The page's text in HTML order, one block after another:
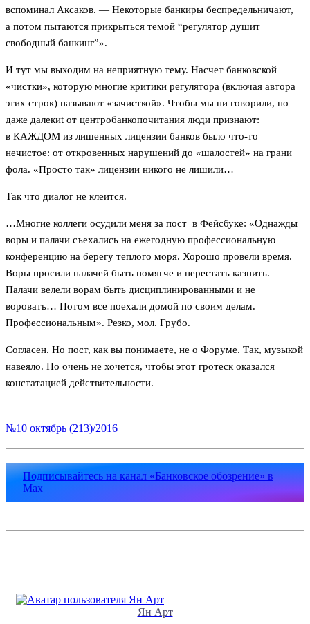
вспоминал Аксаков. — Некоторые банкиры беспредельничают,
а потом пытаются прикрыться темой “регулятор душит
свободный банкинг”».
И тут мы выходим на неприятную тему. Насчет банковской
«чистки», которую многие критики регулятора (включая автора
этих строк) называют «зачисткой». Чтобы мы ни говорили, но
даже далекиt от центробанкопочитания люди признают:
в КАЖДОМ из лишенных лицензии банков было что-то
нечистое: от откровенных нарушений до «шалостей» на грани
фола. «Просто так» лицензии никого не лишили…
Так что диалог не клеится.
…Многие коллеги осудили меня за пост в Фейсбуке: «Однажды
воры и палачи съехались на ежегодную профессиональную
конференцию на берегу теплого моря. Хорошо провели время.
Воры просили палачей быть помягче и перестать казнить.
Палачи велели ворам быть дисциплинированными и не
воровать… Потом все поехали домой по своим делам.
Профессиональным». Резко, мол. Грубо.
Согласен. Но пост, как вы понимаете, не о Форуме. Так, музыкой
навеяло. Но очень не хочется, чтобы этот гротеск оказался
констатацией действительности.
№10 октябрь (213)/2016
Подписывайтесь на канал «Банковское обозрение» в
Max
Ян Арт